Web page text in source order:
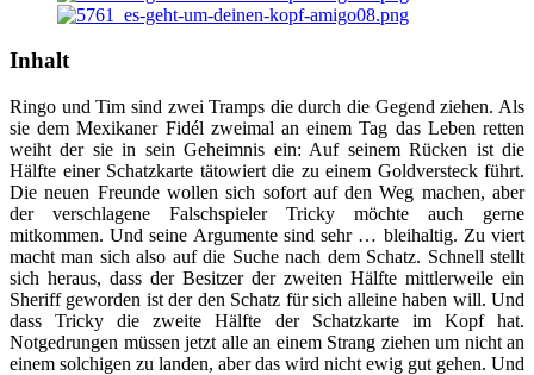
Inhalt
Ringo und Tim sind zwei Tramps die durch die Gegend ziehen. Als
sie dem Mexikaner Fidél zweimal an einem Tag das Leben retten
weiht der sie in sein Geheimnis ein: Auf seinem Rücken ist die
Hälfte einer Schatzkarte tätowiert die zu einem Goldversteck führt.
Die neuen Freunde wollen sich sofort auf den Weg machen, aber
der verschlagene Falschspieler Tricky möchte auch gerne
mitkommen. Und seine Argumente sind sehr … bleihaltig. Zu viert
macht man sich also auf die Suche nach dem Schatz. Schnell stellt
sich heraus, dass der Besitzer der zweiten Hälfte mittlerweile ein
Sheriff geworden ist der den Schatz für sich alleine haben will. Und
dass Tricky die zweite Hälfte der Schatzkarte im Kopf hat.
Notgedrungen müssen jetzt alle an einem Strang ziehen um nicht an
einem solchigen zu landen, aber das wird nicht ewig gut gehen. Und